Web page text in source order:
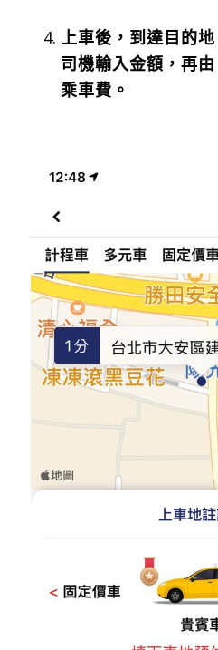
上車後，到達目的
司機輸入金額，再
乘車費。